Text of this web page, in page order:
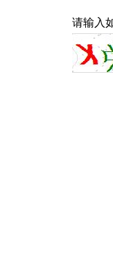
请输入